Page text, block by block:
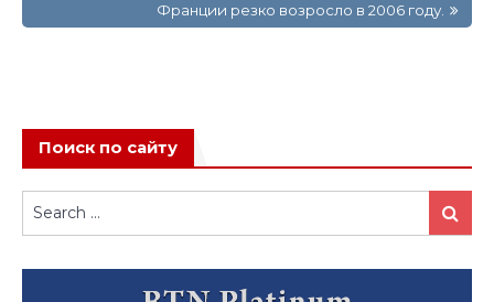
Франции резко возросло в 2006 году.
Поиск по сайту
Search
for:
Search